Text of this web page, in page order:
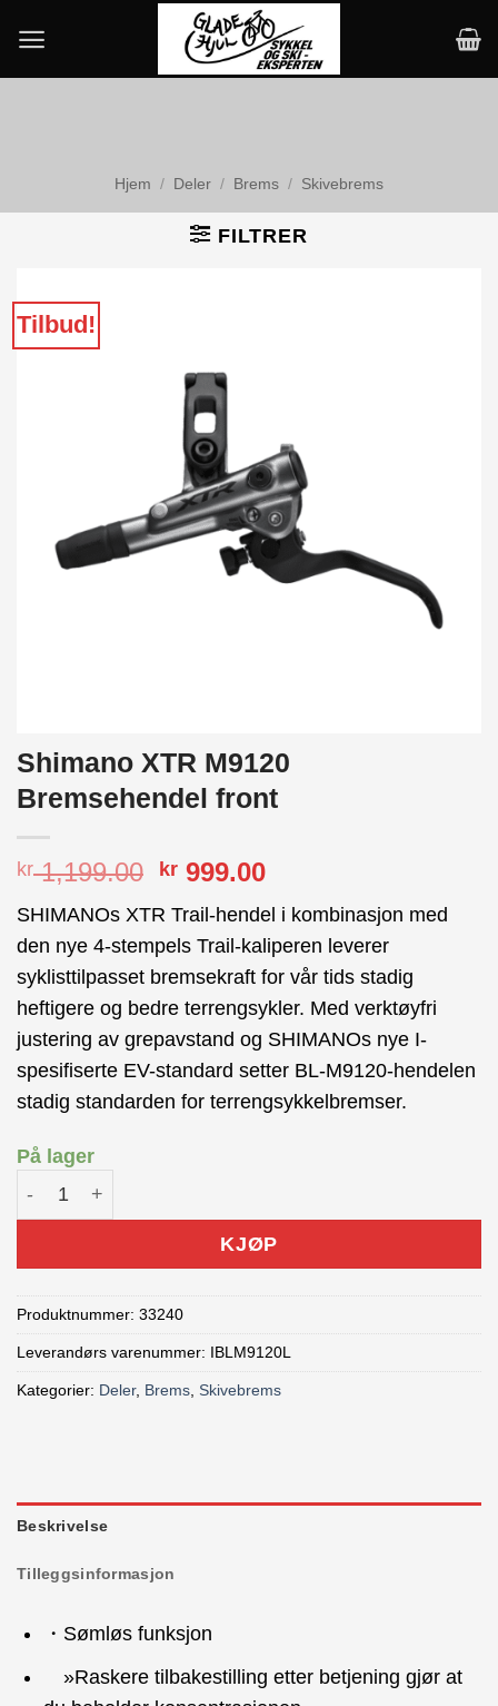
content
Hjem / Deler / Brems / Skivebrems
FILTRER
Tilbud!
Shimano XTR M9120
Bremsehendel front
kr1,199.00 Opprinnelig
var:
kr 1,199.00.
kr 999.00Nåværende
er:
kr 999.00.
SHIMANOs XTR Trail-hendel i kombinasjon med
den nye 4-stempels Trail-kaliperen leverer
syklisttilpasset bremsekraft for vår tids stadig
heftigere og bedre terrengsykler. Med verktøyfri
justering av grepavstand og SHIMANOs nye I-
spesifiserte EV-standard setter BL-M9120-hendelen
stadig standarden for terrengsykkelbremser.
På lager
Shimano XTR M9120 Bremsehendel front antall
KJØP
Produktnummer: 33240
Leverandørs varenummer: IBLM9120L
Kategorier: Deler, Brems Skivebrems
Beskrivelse
Tilleggsinformasjon
・Sømløs funksjon
»Raskere tilbakestilling etter betjening gjør at